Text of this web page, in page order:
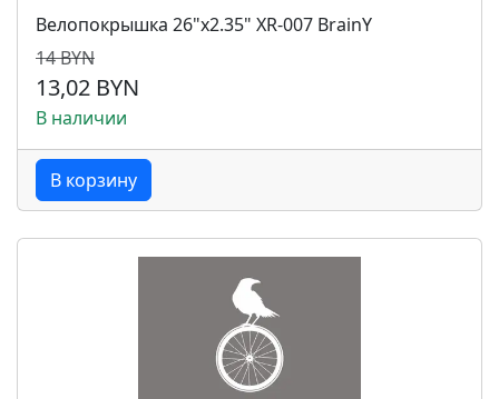
Велопокрышка 26"x2.35" XR-007 BrainY
14 BYN
13,02 BYN
В наличии
В корзину